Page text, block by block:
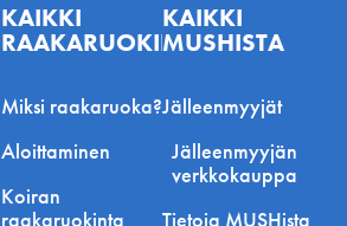
KAIKKI
RAAKARUOKINNASTA
Miksi raakaruoka?
Aloittaminen
Koiran
raakaruokinta
KAIKKI
MUSHISTA
Jälleenmyyjät
Jälleenmyyjän
verkkokauppa
Tietoja MUSHista